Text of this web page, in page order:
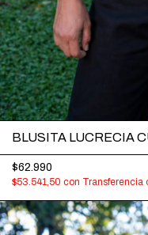
BLUSITA LUCRECIA
$62.990
$53.541,50 con Transferencia